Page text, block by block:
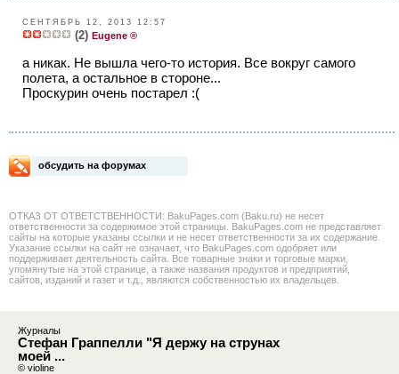
СЕНТЯБРЬ 12, 2013 12:57
(2) Eugene ®
а никак. Не вышла чего-то история. Все вокруг самого
полета, а остальное в стороне...
Проскурин очень постарел :(
обсудить на форумах
ОТКАЗ ОТ ОТВЕТСТВЕННОСТИ: BakuPages.com (Baku.ru) не несет
ответственности за содержимое этой страницы. BakuPages.com не представляет
сайты на которые указаны ссылки и не несет ответственности за их содержание.
Указание ссылки на сайт не означает, что BakuPages.com одобряет или
поддерживает деятельность сайта. Все товарные знаки и торговые марки,
упомянутые на этой странице, а также названия продуктов и предприятий,
сайтов, изданий и газет и т.д., являются собственностью их владельцев.
Журналы
Стефан Граппелли "Я держу на струнах
моей ...
© violine